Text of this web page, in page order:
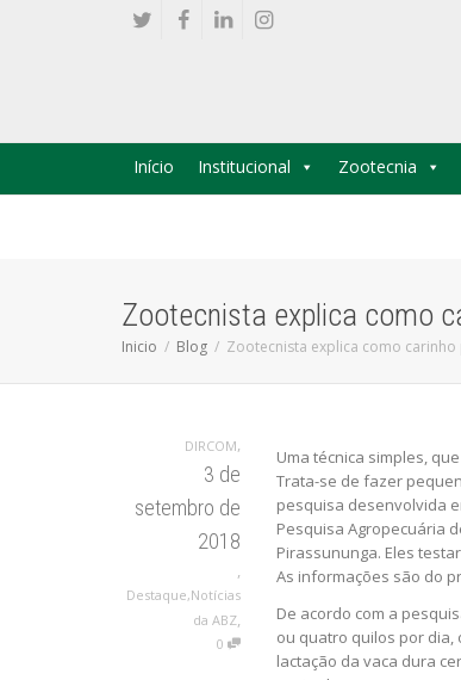
Início Institucional Zootecnia
Zootecnista explica como
Inicio Blog Zootecnista explica como
DIRCOM,
3 de
setembro de
2018
Destaque,Notícias
da ABZ
0
Uma técnica simples,
Trata-se de fazer
pesquisa desenvolvida
Pesquisa Agropecuária
Pirassununga. Eles
As informações são do
De acordo com a
ou quatro quilos por
lactação da vaca dura